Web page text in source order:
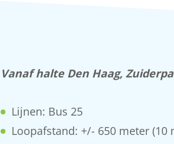
Vanaf halte Den Haag,
Lijnen: Bus 25
Loopafstand: +/- 650 meter (10